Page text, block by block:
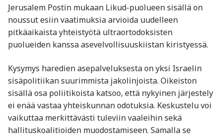
Jerusalem Postin mukaan Likud-puolueen sisällä on
noussut esiin vaatimuksia arvioida uudelleen
pitkäaikaista yhteistyötä ultraortodoksisten
puolueiden kanssa asevelvollisuuskiistan kiristyessä.
Kysymys haredien asepalveluksesta on yksi Israelin
sisäpolitiikan suurimmista jakolinjoista. Oikeiston
sisällä osa poliitikoista katsoo, että nykyinen järjestely
ei enää vastaa yhteiskunnan odotuksia. Keskustelu voi
vaikuttaa merkittävästi tuleviin vaaleihin sekä
hallituskoalitioiden muodostamiseen. Samalla se